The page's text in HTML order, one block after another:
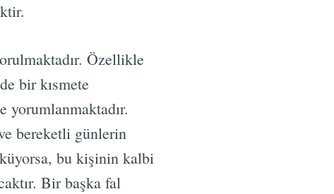
Özellikle
bir kısmete
yorumlanmaktadır.
bereketli günlerin
bu kişinin kalbi
Bir başka fal